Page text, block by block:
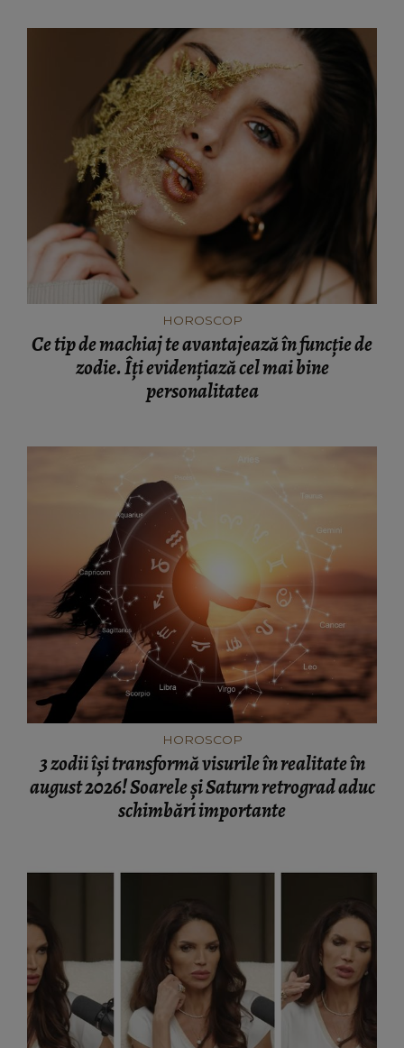
HOROSCOP
Ce tip de machiaj te avantajează în funcție de
zodie. Îți evidențiază cel mai bine
personalitatea
HOROSCOP
3 zodii își transformă visurile în realitate în
august 2026! Soarele și Saturn retrograd aduc
schimbări importante